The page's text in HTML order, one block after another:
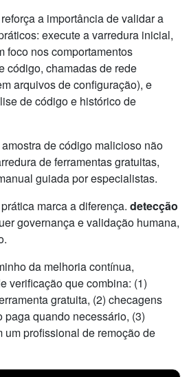
a importância de validar a
execute a varredura inicial,
foco nos comportamentos
código, chamadas de rede
arquivos de configuração), e
de código e histórico de
de código malicioso não
de ferramentas gratuitas,
guiada por especialistas.
marca a diferença. detecção
governança e validação humana,
da melhoria contínua,
verificação que combina: (1)
gratuita, (2) checagens
quando necessário, (3)
profissional de remoção de